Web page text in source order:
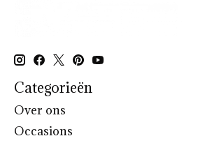
Categorieën
Over ons
Occasions